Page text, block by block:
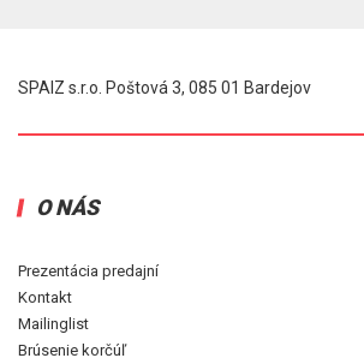
SPAIZ s.r.o. Poštová 3, 085 01 Bardejov
O NÁS
Prezentácia predajní
Kontakt
Mailinglist
Brúsenie korčúľ